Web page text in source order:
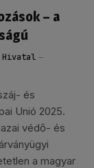
– a
Hivatal
és
Unió 2025.
védő- és
a magyar